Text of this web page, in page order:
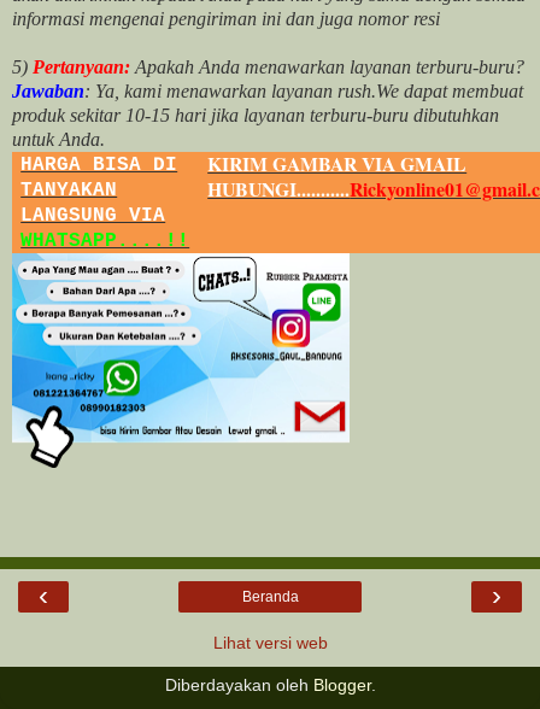
informasi mengenai pengiriman ini dan juga nomor resi
5) Pertanyaan: Apakah Anda menawarkan layanan terburu-buru?
Jawaban: Ya, kami menawarkan layanan rush.We dapat membuat
produk sekitar 10-15 hari jika layanan terburu-buru dibutuhkan
untuk Anda.
HARGA BISA DI
TANYAKAN
LANGSUNG VIA
WHATSAPP....!!
KIRIM GAMBAR VIA GMAIL
HUBUNGI...........
‹ ›
Beranda
Lihat versi web
Diberdayakan oleh Blogger.